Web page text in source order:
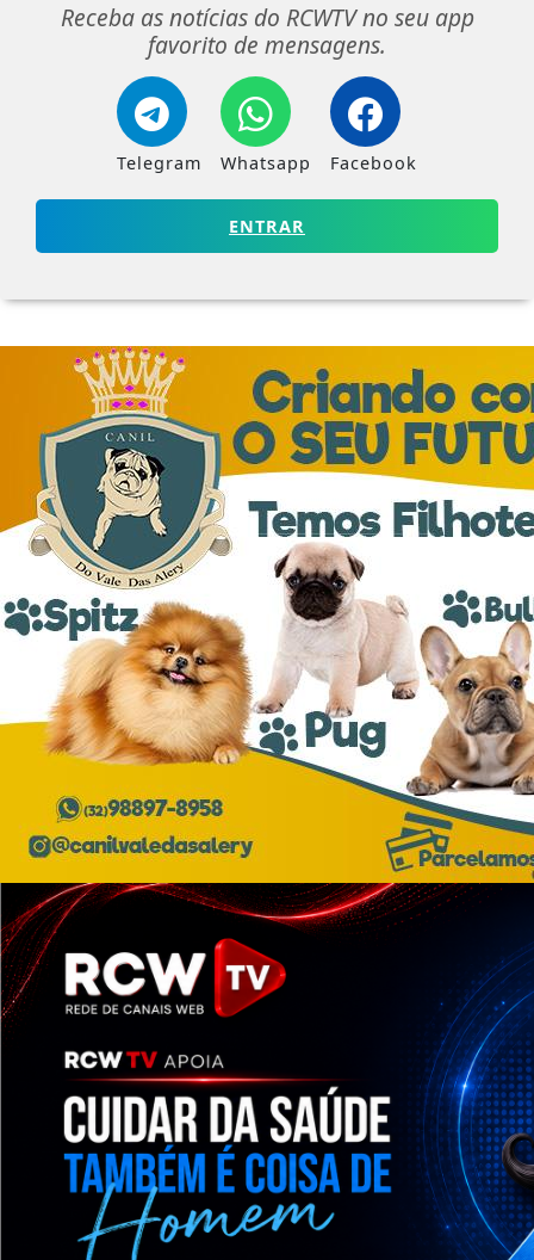
Receba as notícias do RCWTV no seu app
favorito de mensagens.
Telegram Whatsapp Facebook
ENTRAR